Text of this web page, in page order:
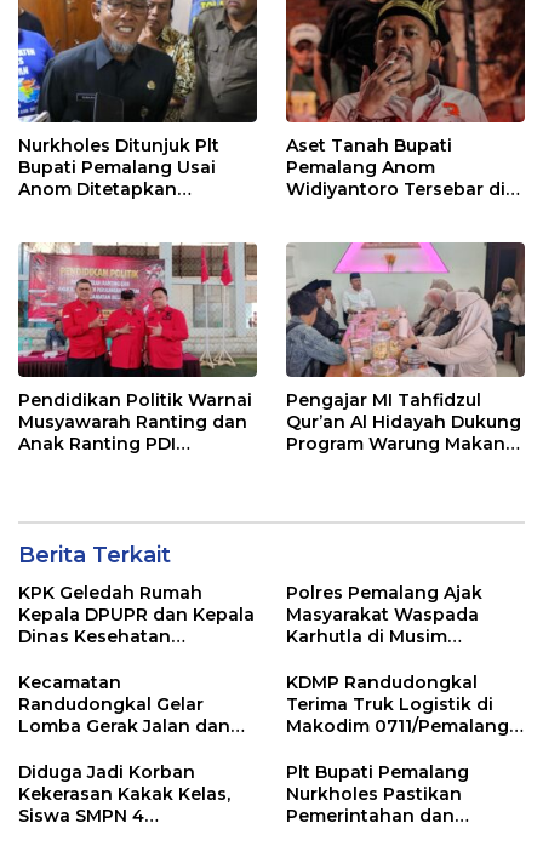
Nurkholes Ditunjuk Plt
Bupati Pemalang Usai
Anom Ditetapkan
Aset Tanah Bupati
Pemalang Anom
Widiyantoro Tersebar di
Pendidikan Politik Warnai
Musyawarah Ranting dan
Anak Ranting PDI
Pengajar MI Tahfidzul
Qur’an Al Hidayah Dukung
Program Warung Makan
Berita Terkait
KPK Geledah Rumah
Kepala DPUPR dan Kepala
Dinas Kesehatan
Polres Pemalang Ajak
Masyarakat Waspada
Karhutla di Musim
Kecamatan
Randudongkal Gelar
Lomba Gerak Jalan dan
HUT RI ke-81
KDMP Randudongkal
Terima Truk Logistik di
Makodim 0711/Pemalang
Desa
Diduga Jadi Korban
Kekerasan Kakak Kelas,
Siswa SMPN 4
Plt Bupati Pemalang
Nurkholes Pastikan
Pemerintahan dan